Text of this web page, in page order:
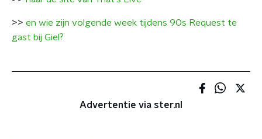
>> en wie zijn volgende week tijdens 90s Request te
gast bij Giel?
Advertentie via ster.nl